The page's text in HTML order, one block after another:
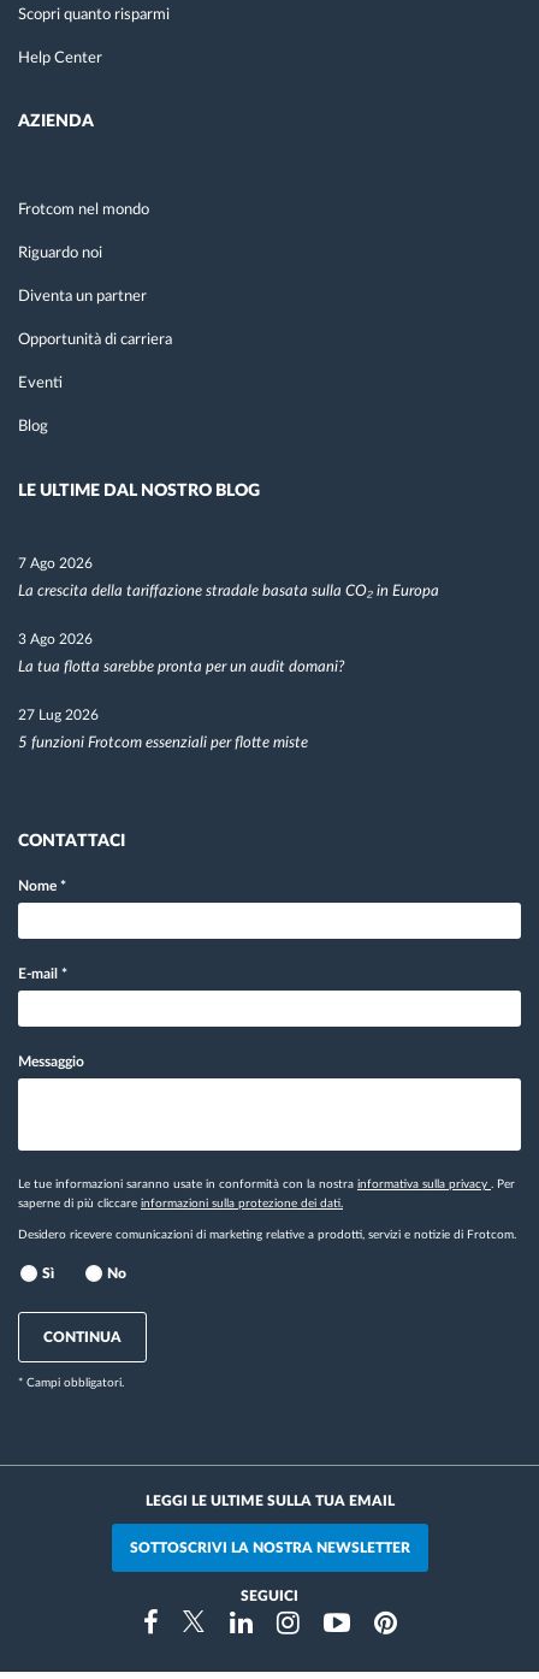
Scopri quanto risparmi
Help Center
AZIENDA
Frotcom nel mondo
Riguardo noi
Diventa un partner
Opportunità di carriera
Eventi
Blog
LE ULTIME DAL NOSTRO BLOG
7 Ago 2026
La crescita della tariffazione stradale basata sulla CO₂ in Europa
3 Ago 2026
La tua flotta sarebbe pronta per un audit domani?
27 Lug 2026
5 funzioni Frotcom essenziali per flotte miste
CONTATTACI
Nome *
E-mail *
Messaggio
Le tue informazioni saranno usate in conformità con la nostra informativa sulla privacy . Per
saperne di più cliccare informazioni sulla protezione dei dati.
Desidero ricevere comunicazioni di marketing relative a prodotti, servizi e notizie di Frotcom.
Sì No
CONTINUA
* Campi obbligatori.
LEGGI LE ULTIME SULLA TUA EMAIL
SOTTOSCRIVI LA NOSTRA NEWSLETTER
SEGUICI
FacebookTwitterLinkedinInstragramYoutubePinterest